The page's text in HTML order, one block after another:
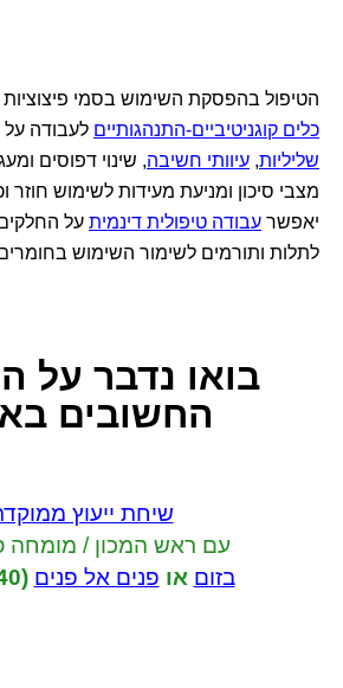
הטיפול בהפסקת השימוש בסמי
כלים קוגניטיביים-התנהגותיים לעבודה על
שליליות, עיוותי חשיבה, שינוי דפוסים
מצבי סיכון ומניעת מעידות לשימוש חוזר
יאפשר עבודה טיפולית דינמית על
לתלות ותורמים לשימור השימוש
בואו נדבר על
החשובים
שיחת ייעוץ
עם ראש המכון / מומחה
בזום או פנים אל פנים (140 ש״ח)